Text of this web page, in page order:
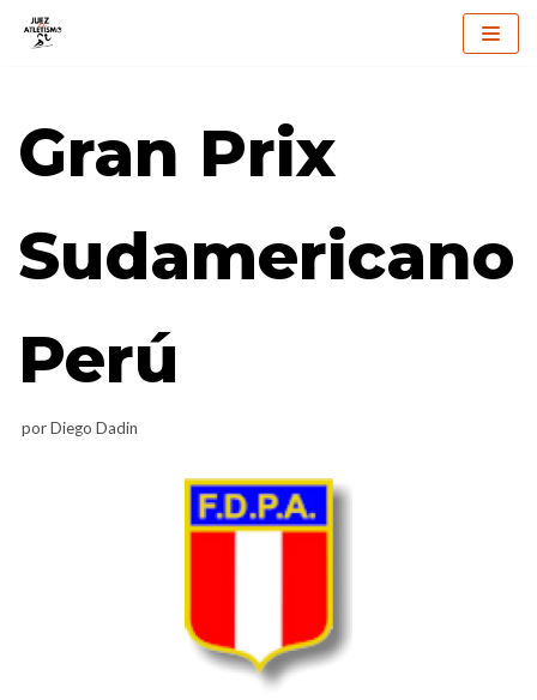
contenido
Gran Prix
Sudamericano
Perú
porDiego Dadin